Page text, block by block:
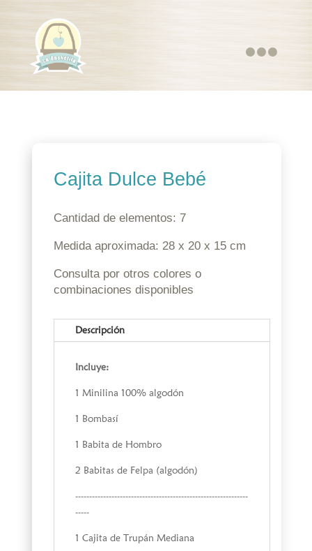

Cajita Dulce Bebé
Cantidad de elementos: 7
Medida aproximada: 28 x 20 x 15 cm
Consulta por otros colores o
combinaciones disponibles
Descripción
Incluye:
1 Minilina 100% algodón
1 Bombasí
1 Babita de Hombro
2 Babitas de Felpa (algodón)
--------------------------------------------------------------
-----
1 Cajita de Trupán Mediana